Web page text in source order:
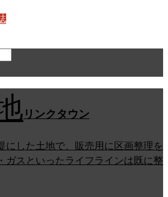
リンクタウン
にした土地で、販売用に区画整理を
ガスといったライフラインは既に整